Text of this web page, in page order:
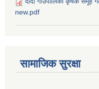
new.pdf
सामाजिक सुरक्षा